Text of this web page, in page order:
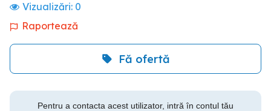
Vizualizări: 0
Raportează
Fă ofertă
Pentru a contacta acest utilizator, intră în contul tău